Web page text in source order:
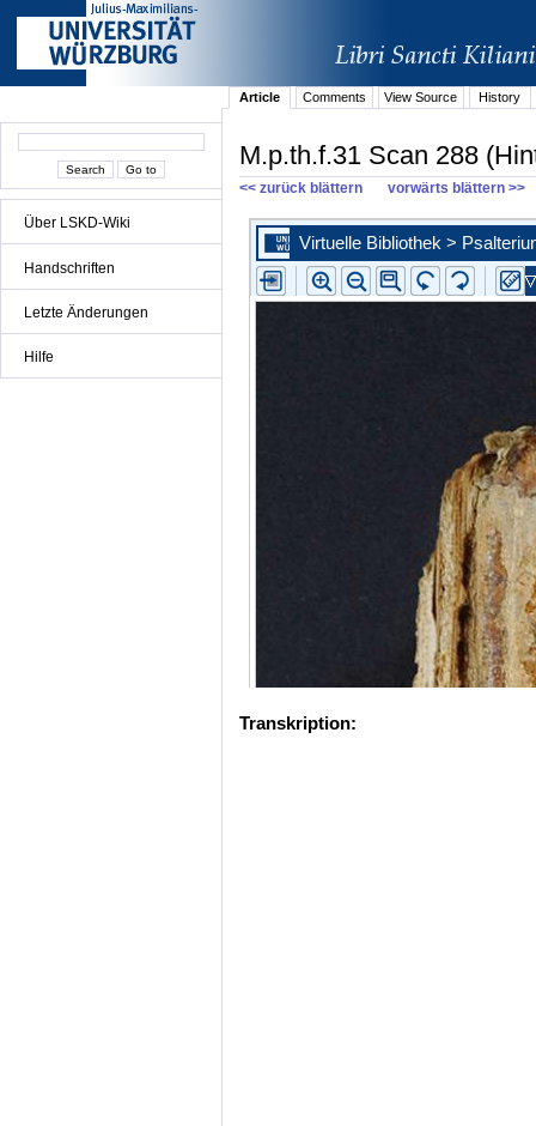
Über LSKD-Wiki
Handschriften
Letzte Änderungen
Hilfe
Article Comments View Source History
M.p.th.f.31 Scan 288
<< zurück blättern vorwärts blättern >>
Transkription: